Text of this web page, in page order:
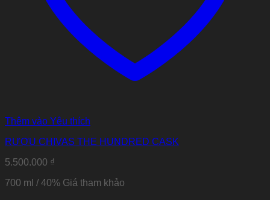
Thêm vào Yêu thích
RƯỢU CHIVAS THE HUNDRED CASK
5.500.000 ₫
700 ml / 40% Giá tham khảo